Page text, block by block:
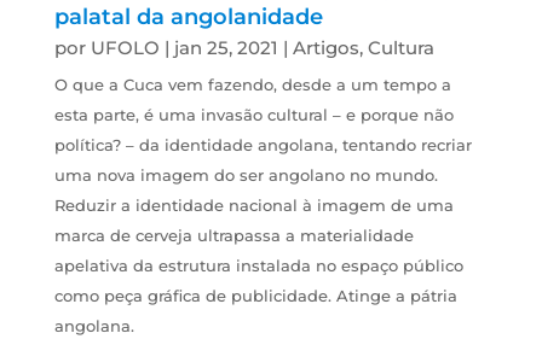
palatal da angolanidade
por UFOLO | jan 25, 2021 | Artigos, Cultura
O que a Cuca vem fazendo, desde a um tempo a
esta parte, é uma invasão cultural – e porque não
política? – da identidade angolana, tentando recriar
uma nova imagem do ser angolano no mundo.
Reduzir a identidade nacional à imagem de uma
marca de cerveja ultrapassa a materialidade
apelativa da estrutura instalada no espaço público
como peça gráfica de publicidade. Atinge a pátria
angolana.